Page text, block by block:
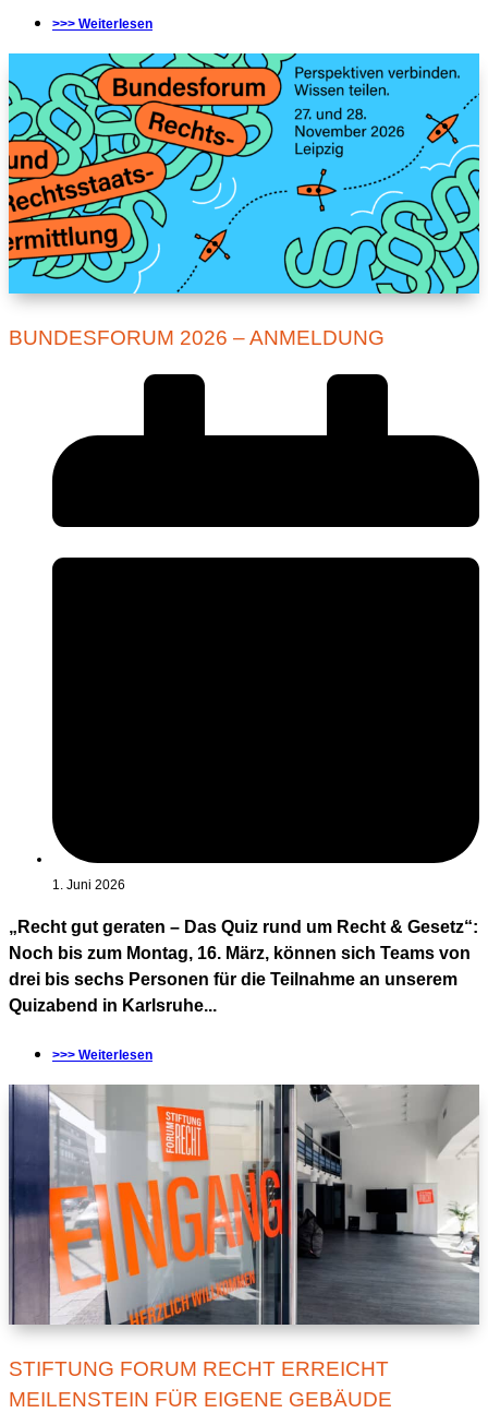
>>> Weiterlesen
BUNDESFORUM 2026 – ANMELDUNG
1. Juni 2026
„Recht gut geraten – Das Quiz rund um Recht & Gesetz“:
Noch bis zum Montag, 16. März, können sich Teams von
drei bis sechs Personen für die Teilnahme an unserem
Quizabend in Karlsruhe...
>>> Weiterlesen
STIFTUNG FORUM RECHT ERREICHT
MEILENSTEIN FÜR EIGENE GEBÄUDE